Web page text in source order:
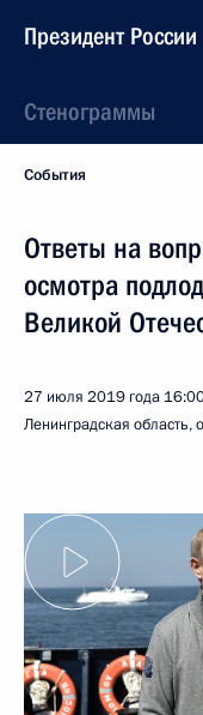
Президент России
Стенограммы
События
Ответы на
осмотра
Великой
27 июля 2019 года
Ленинградская область,